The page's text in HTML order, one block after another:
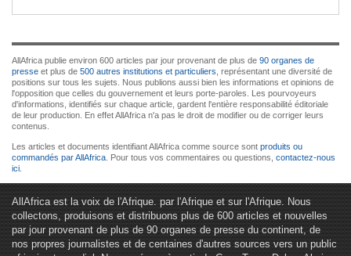
AllAfrica publie environ 600 articles par jour provenant de plus de 90 organes de
presse et plus de 500 autres institutions et particuliers , représentant une diversité de
positions sur tous les sujets. Nous publions aussi bien les informations et opinions de
l'opposition que celles du gouvernement et leurs porte-paroles. Les pourvoyeurs
d'informations, identifiés sur chaque article, gardent l'entière responsabilité éditoriale
de leur production. En effet AllAfrica n'a pas le droit de modifier ou de corriger leurs
contenus.
Les articles et documents identifiant AllAfrica comme source sont produits ou
commandés par AllAfrica . Pour tous vos commentaires ou questions, contactez-nous
ici
AllAfrica est la voix de l'Afrique. par l'Afrique et sur l'Afrique. Nous
collectons, produisons et distribuons plus de 600 articles et nouvelles
par jour provenant de plus de 90 organes de presse du continent, de
nos propres journalistes et de centaines d'autres sources vers un public